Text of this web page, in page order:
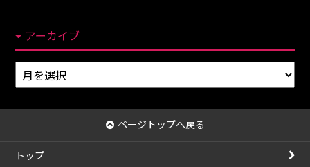
アーカイブ
ア
ー
ブ
ページトップへ戻る
トップ